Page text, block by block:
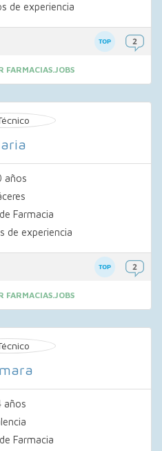
de experiencia
FARMACIAS.JOBS
años
Farmacia
de experiencia
FARMACIAS.JOBS
años
Farmacia